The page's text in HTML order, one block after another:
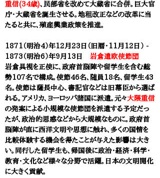
重信(34歳)、民部省を改めて大蔵省に合併。巨大官
庁・大蔵省を誕生させる。地租改正などの改革に当
たると共に、殖産興業政策を推進。
1871（明治4）年12月23日（旧暦・11月12日） -
1873（明治6）年9月13日 岩倉遣欧使節団
岩倉具視を正使に、政府首脳陣や留学生を含む総
勢107名で構成。使節46名、随員18名、留学生43
名。使節は薩長中心、書記官などは旧幕臣から選ば
れる。アメリカ、ヨーロッパ諸国に派遣。元々大隈重信
の発案による小規模な使節団を派遣する予定だっ
たが、政治的思惑などから大規模なものに。政府首
脳陣が直に西洋文明や思想に触れ、多くの国情を
比較体験する機会を得たことが与えた影響は大き
い。同行した留学生も、帰国後に政治・経済・科学・
教育・文化など様々な分野で活躍。日本の文明開化
に大きく貢献。